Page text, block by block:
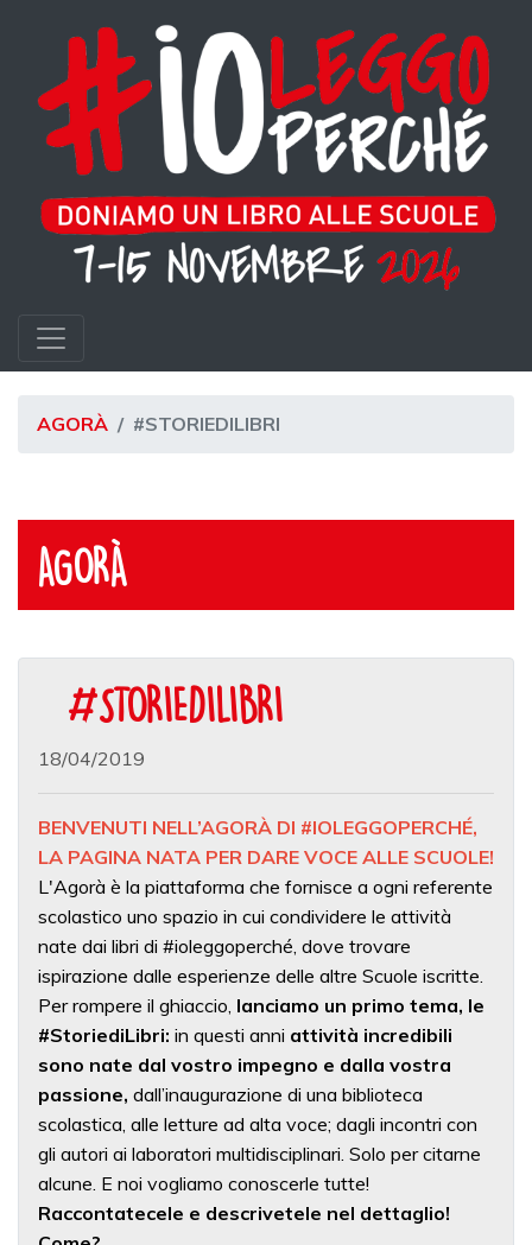
AGORÀ #STORIEDILIBRI
AGORÀ
#STORIEDILIBRI
18/04/2019
BENVENUTI NELL’AGORÀ DI #IOLEGGOPERCHÉ,
LA PAGINA NATA PER DARE VOCE ALLE SCUOLE!
L'Agorà è la piattaforma che fornisce a ogni referente
scolastico uno spazio in cui condividere le attività
nate dai libri di #ioleggoperché, dove trovare
ispirazione dalle esperienze delle altre Scuole iscritte.
Per rompere il ghiaccio, lanciamo un primo tema, le
#StoriediLibri: in questi anni attività incredibili
sono nate dal vostro impegno e dalla vostra
passione, dall’inaugurazione di una biblioteca
scolastica, alle letture ad alta voce; dagli incontri con
gli autori ai laboratori multidisciplinari. Solo per citarne
alcune. E noi vogliamo conoscerle tutte!
Raccontatecele e descrivetele nel dettaglio!